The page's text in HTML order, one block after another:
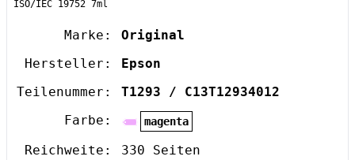
ISO/IEC 19752 7ml
Marke:
Original
Hersteller:
Epson
Teilenummer:
T1293 / C13T12934012
Farbe:
magenta
Reichweite:
330 Seiten